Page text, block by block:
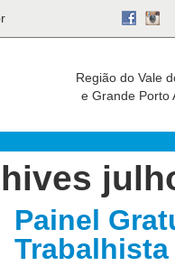
Região do Vale
e Grande Porto
Painel
Trabalhista